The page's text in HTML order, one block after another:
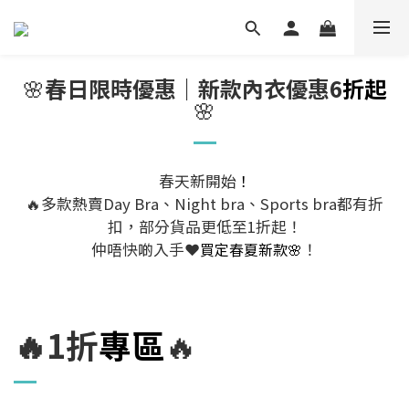
🌸春日限時優惠｜新款內衣優惠6折起
🌸
春天新開始！
🔥多款熱賣Day Bra、Night bra、Sports bra都有折
扣，部分貨品更低至1折起！
仲唔快啲入手❤️買定春夏新款🌸 ！
🔥1折專區🔥